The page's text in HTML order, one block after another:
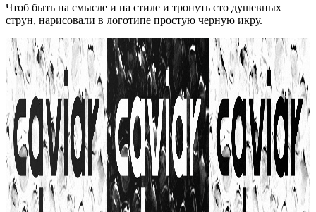
Чтоб быть на смысле и на стиле и тронуть сто душевных
струн, нарисовали в логотипе простую черную икру.